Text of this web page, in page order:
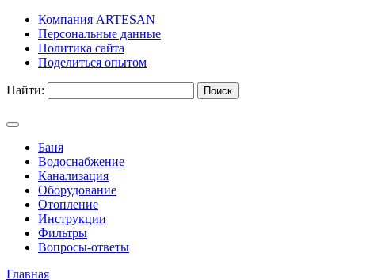
Компания ARTESAN
Персональные данные
Политика сайта
Поделиться опытом
Найти:
Баня
Водоснабжение
Канализация
Оборудование
Отопление
Инструкции
Фильтры
Вопросы-ответы
Главная